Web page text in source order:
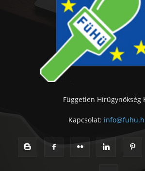
Független Hírügynökség
Kapcsolat: